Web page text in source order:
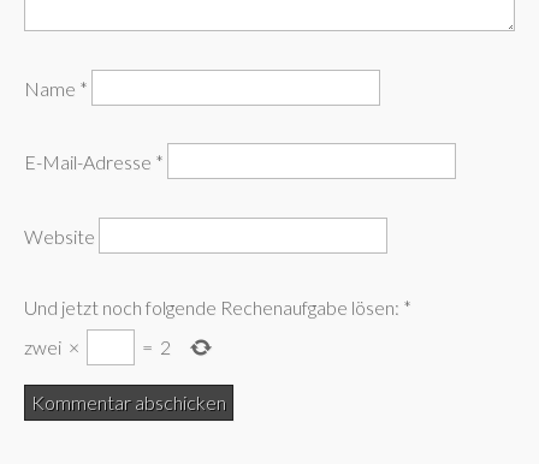
Name *
E-Mail-Adresse *
Website
Und jetzt noch folgende Rechenaufgabe lösen: *
zwei × = 2